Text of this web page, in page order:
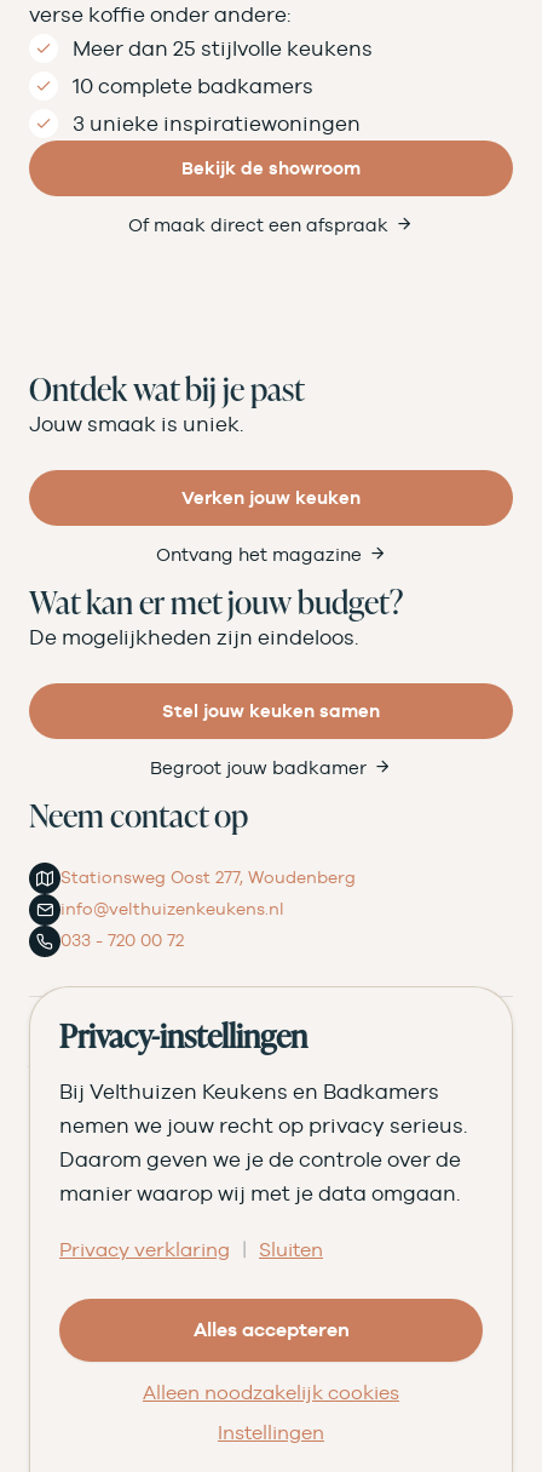
verse koffie onder andere:
Meer dan 25 stijlvolle keukens
10 complete badkamers
3 unieke inspiratiewoningen
Bekijk de showroom
Of maak direct een afspraak
Ontdek wat bij je past
Jouw smaak is uniek.
Verken jouw keuken
Ontvang het magazine
Wat kan er met jouw budget?
De mogelijkheden zijn eindeloos.
Stel jouw keuken samen
Begroot jouw badkamer
Neem contact op
Stationsweg Oost 277, Woudenberg
info@velthuizenkeukens.nl
033 - 720 00 72
Assortiment
Keukens
Badkamermerken
Inspiratie
Verken jouw keuken
Ontvang het magazine
Privacy-instellingen
Bij Velthuizen Keukens en Badkamers
nemen we jouw recht op privacy serieus.
Daarom geven we je de controle over de
manier waarop wij met je data omgaan.
Privacy verklaring | Sluiten
Alles accepteren
Alleen noodzakelijk cookies
Instellingen